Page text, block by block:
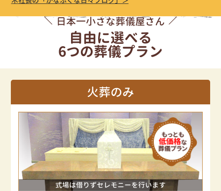
日本一小さな葬儀屋さん
自由に選べる
6つの葬儀プラン
火葬のみ
式場は借りずセレモニーを行います